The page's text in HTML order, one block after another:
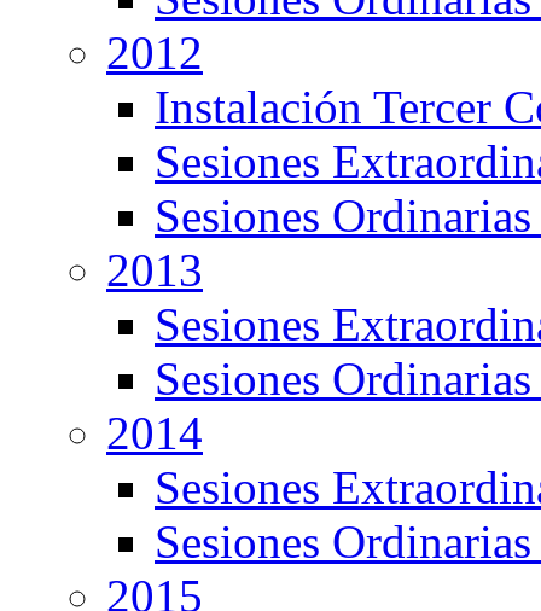
2012
Instalación Tercer
Sesiones
Sesiones
2013
Sesiones
Sesiones
2014
Sesiones
Sesiones
2015